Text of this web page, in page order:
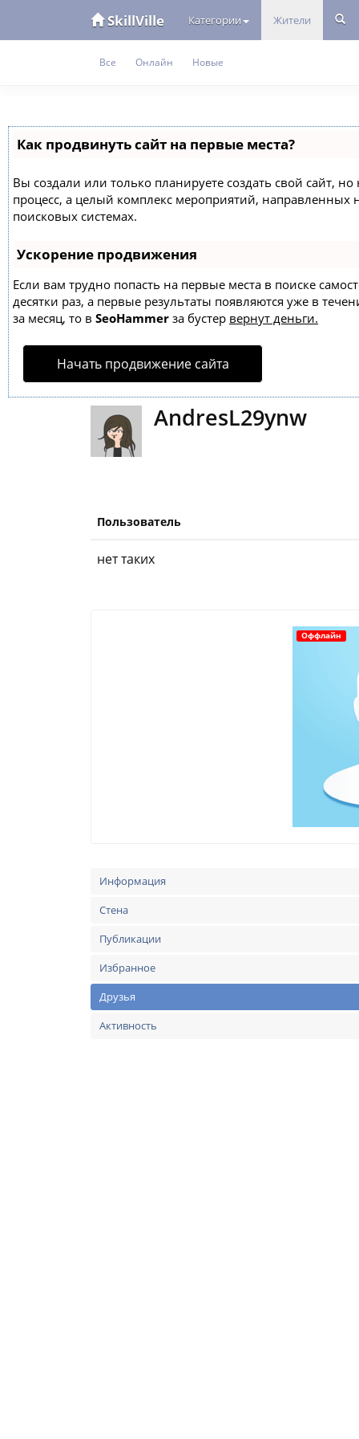
SkillVille Категории Жители
Все Онлайн Новые
Как продвинуть сайт на первые места?
Вы создали или только планируете создать свой сайт,
процесс, а целый комплекс мероприятий,
поисковых системах.
Ускорение продвижения
Если вам трудно попасть на первые места в поиске
десятки раз, а первые результаты появляются уже в
за месяц, то в SeoHammer за бустер вернут деньги.
Начать продвижение сайта
AndresL29ynw
Пользователь
нет таких
Оффлайн
Информация
Стена
Публикации
Избранное
Друзья
Активность